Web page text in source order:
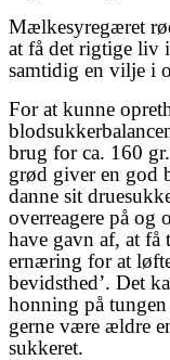
Mælkesyregæret
at få det rigtige liv
samtidig en vilje i
For at kunne
brug for ca. 160
grød giver en god
danne sit
overreagere på og
have gavn af, at
ernæring for at
bevidsthed’. Det
honning på
gerne være ældre
sukkeret.